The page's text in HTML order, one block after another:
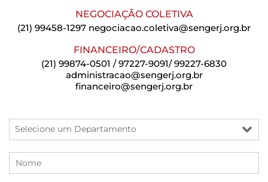
NEGOCIAÇÃO COLETIVA
(21) 99458-1297 negociacao.coletiva@sengerj.org.br
FINANCEIRO/CADASTRO
(21) 99874-0501 / 97227-9091/ 99227-6830
administracao@sengerj.org.br
financeiro@sengerj.org.br